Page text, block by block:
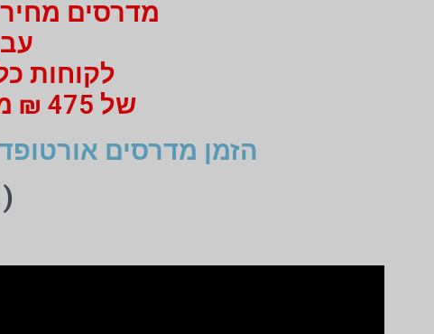
מדרסים מחיר 750 ₪ בלבד במקום
עבור 3
לקוחות
של 475 ₪ מי 750 ₪ בעבור זוג מדרסים
הזמן מדרסים
(1 + 1 + 1 חינם)